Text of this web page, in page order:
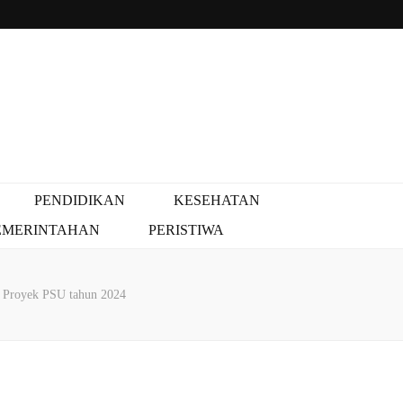
PENDIDIKAN
KESEHATAN
PERISTIWA
PSU tahun 2024